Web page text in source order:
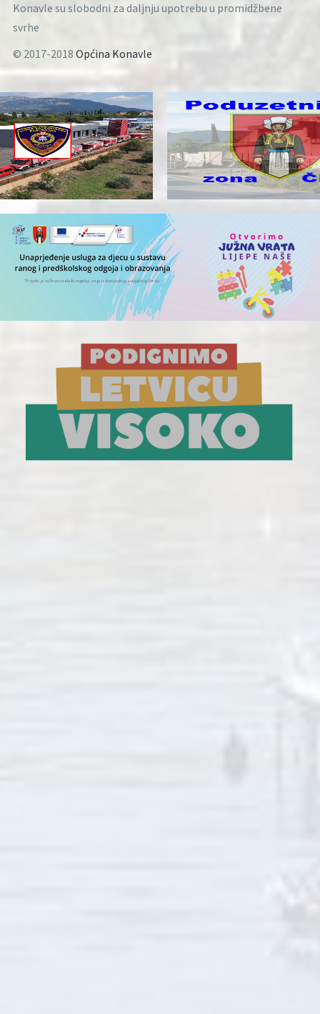
Konavle su slobodni za daljnju upotrebu u promidžbene
svrhe
© 2017-2018 Općina Konavle